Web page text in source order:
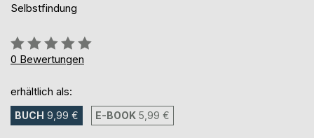
Selbstfindung
Bewertung::
0%
0 Bewertungen
erhältlich als:
BUCH 9,99 € E-BOOK 5,99 €